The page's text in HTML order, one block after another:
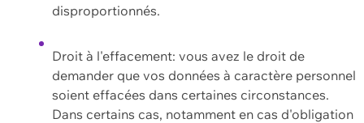
disproportionnés.
Droit à l'effacement: vous avez le droit de
demander que vos données à caractère personnel
soient effacées dans certaines circonstances.
Dans certains cas, notamment en cas d'obligation